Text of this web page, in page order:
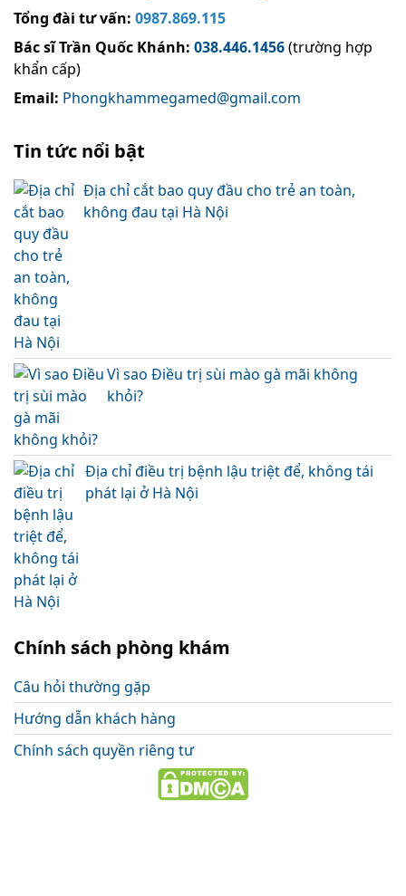
Tổng đài tư vấn: 0987.869.115
Bác sĩ Trần Quốc Khánh: 038.446.1456(trường hợp
khẩn cấp)
Email: Phongkhammegamed@gmail.com
Tin tức nổi bật
Địa chỉ cắt bao quy đầu cho trẻ an toàn,
không đau tại Hà Nội
Vì sao Điều trị sùi mào gà mãi không
khỏi?
Địa chỉ điều trị bệnh lậu triệt để, không tái
phát lại ở Hà Nội
Chính sách phòng khám
Câu hỏi thường gặp
Hướng dẫn khách hàng
Chính sách quyền riêng tư